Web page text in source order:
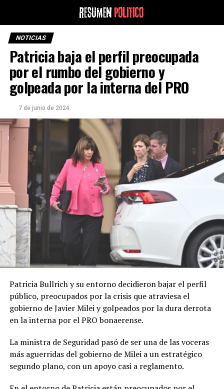
NOTICIAS
Patricia baja el perfil preocupada
por el rumbo del gobierno y
golpeada por la interna del PRO
7 de junio de 2024
Patricia Bullrich y su entorno decidieron bajar el perfil
público, preocupados por la crisis que atraviesa el
gobierno de Javier Milei y golpeados por la dura derrota
en la interna por el PRO bonaerense.
La ministra de Seguridad pasó de ser una de las voceras
más aguerridas del gobierno de Milei a un estratégico
segundo plano, con un apoyo casi a reglamento.